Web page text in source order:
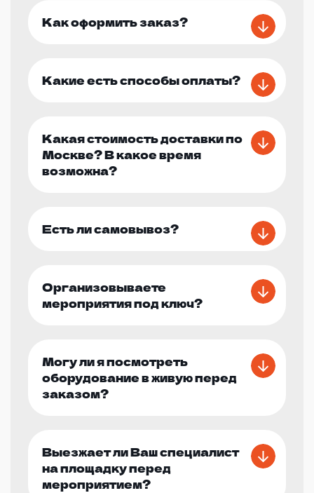
Как оформить заказ?
Какие есть способы оплаты?
Какая стоимость доставки по
Москве? В какое время
возможна?
Есть ли самовывоз?
Организовываете
мероприятия под ключ?
Могу ли я посмотреть
оборудование в живую перед
заказом?
Выезжает ли Ваш специалист
на площадку перед
мероприятием?